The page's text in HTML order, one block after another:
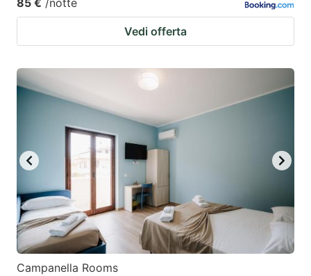
Vedi offerta
Campanella Rooms